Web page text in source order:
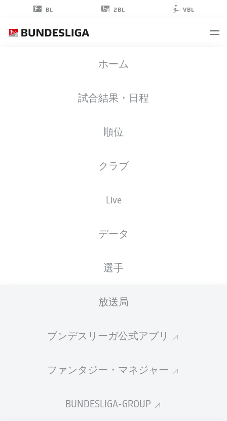
BL 2BL VBL
ホーム
試合結果・日程
順位
クラブ
Live
データ
選手
放送局
ブンデスリーガ公式アプリ
ファンタジー・マネジャー
BUNDESLIGA-GROUP
統計 シーズン 2024/2025